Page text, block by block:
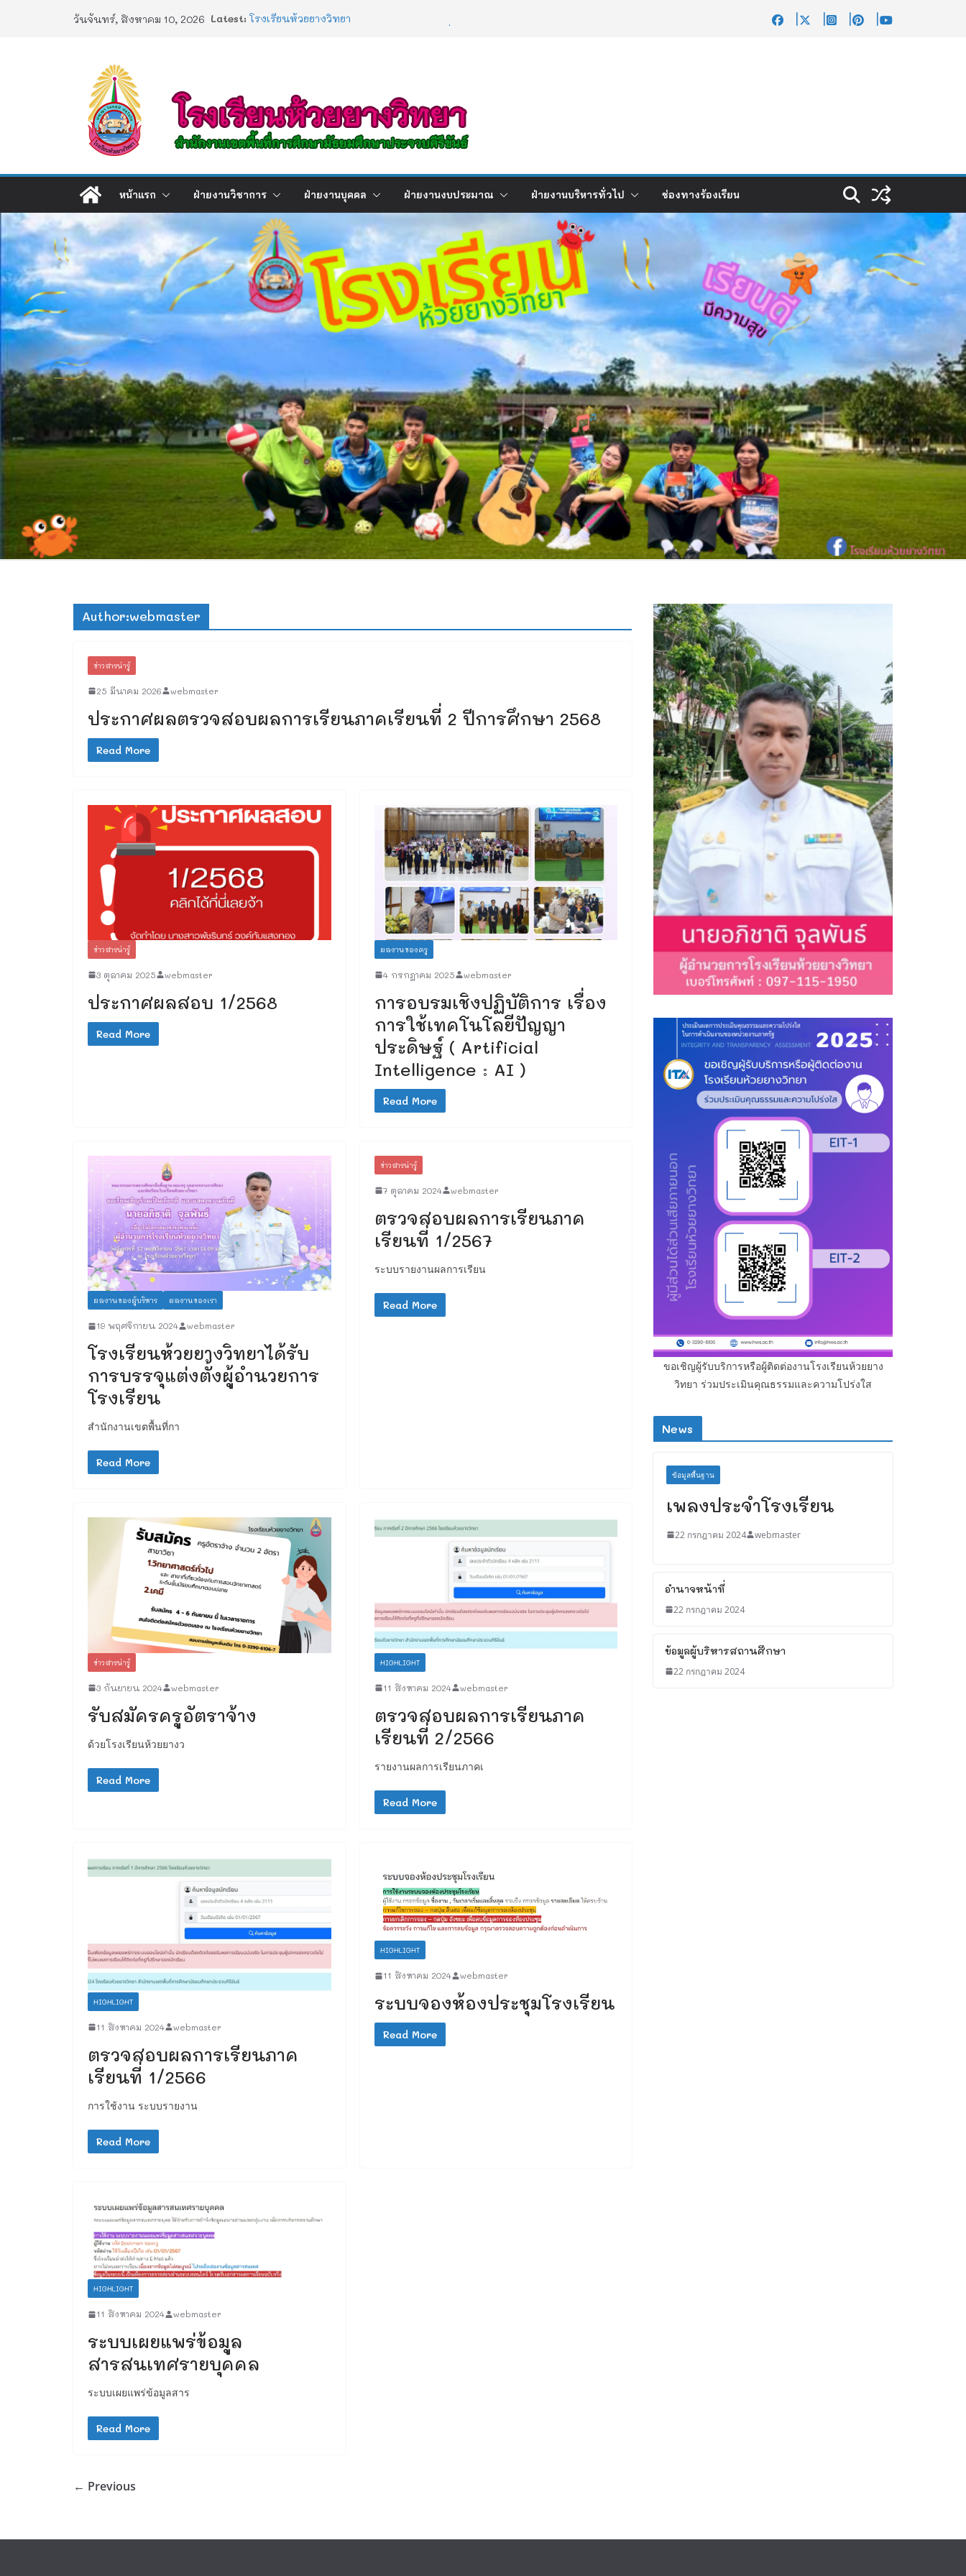
วันจันทร์, สิงหาคม 10, 2026 Latest: โรงเรียนห้วยยางวิทยา
Artificial Intelligence : AI )
หน้าแรก ฝ่ายงานวิชาการ ฝ่ายงานบุคคล ฝ่ายงานงบประมาณ ฝ่ายงานบริหารทั่วไป ช่องทางร้องเรียน
Author:webmaster
ข่าวสารน่ารู้
25 มีนาคม 2026 webmaster
ประกาศผลตรวจสอบผลการเรียนภาคเรียนที่ 2 ปีการศึกษา 2568
Read More
ข่าวสารน่ารู้
3 ตุลาคม 2025 webmaster
ประกาศผลสอบ 1/2568
Read More
ผลงานของครู
4 กรกฎาคม 2025 webmaster
การอบรมเชิงปฏิบัติการ เรื่อง
การใช้เทคโนโลยีปัญญา
ประดิษฐ์ ( Artificial
Intelligence : AI )
Read More
ผลงานของผู้บริหาร ผลงานของเรา
19 พฤศจิกายน 2024 webmaster
โรงเรียนห้วยยางวิทยาได้รับ
การบรรจุแต่งตั้งผู้อำนวยการ
โรงเรียน
สำนักงานเขตพื้นที่กา
Read More
ข่าวสารน่ารู้
7 ตุลาคม 2024 webmaster
ตรวจสอบผลการเรียนภาค
เรียนที่ 1/2567
ระบบรายงานผลการเรียน
Read More
ข่าวสารน่ารู้
3 กันยายน 2024 webmaster
รับสมัครครูอัตราจ้าง
ด้วยโรงเรียนห้วยยางว
Read More
HIGHLIGHT
11 สิงหาคม 2024 webmaster
ตรวจสอบผลการเรียนภาค
เรียนที่ 2/2566
รายงานผลการเรียนภาคเ
Read More
HIGHLIGHT
11 สิงหาคม 2024 webmaster
ตรวจสอบผลการเรียนภาค
เรียนที่ 1/2566
การใช้งาน ระบบรายงาน
Read More
HIGHLIGHT
11 สิงหาคม 2024 webmaster
ระบบจองห้องประชุมโรงเรียน
Read More
HIGHLIGHT
11 สิงหาคม 2024 webmaster
ระบบเผยแพร่ข้อมูล
สารสนเทศรายบุคคล
ระบบเผยแพร่ข้อมูลสาร
Read More
← Previous
ขอเชิญผู้รับบริการหรือผู้ติดต่องานโรงเรียนห้วยยาง
วิทยา ร่วมประเมินคุณธรรมและความโปร่งใส
News
ข้อมูลพื้นฐาน
เพลงประจำโรงเรียน
22 กรกฎาคม 2024 webmaster
อำนาจหน้าที่
22 กรกฎาคม 2024
ข้อมูลผู้บริหารสถานศึกษา
22 กรกฎาคม 2024